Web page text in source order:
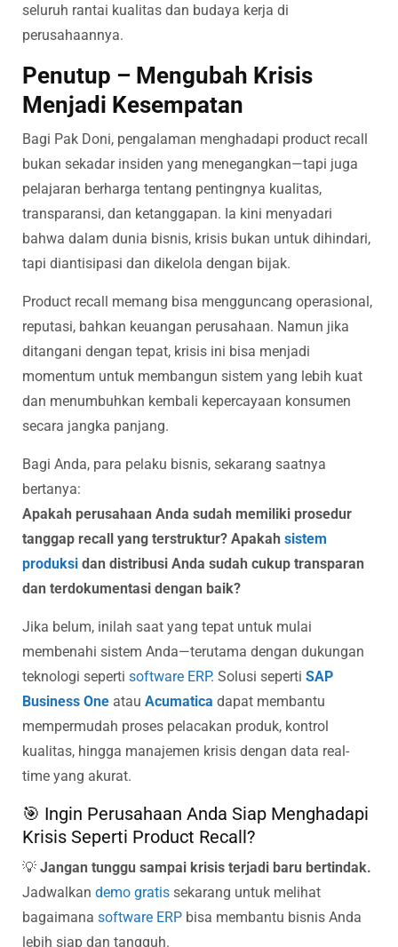
seluruh rantai kualitas dan budaya kerja di
perusahaannya.
Penutup – Mengubah Krisis
Menjadi Kesempatan
Bagi Pak Doni, pengalaman menghadapi product recall
bukan sekadar insiden yang menegangkan—tapi juga
pelajaran berharga tentang pentingnya kualitas,
transparansi, dan ketanggapan. Ia kini menyadari
bahwa dalam dunia bisnis, krisis bukan untuk dihindari,
tapi diantisipasi dan dikelola dengan bijak.
Product recall memang bisa mengguncang operasional,
reputasi, bahkan keuangan perusahaan. Namun jika
ditangani dengan tepat, krisis ini bisa menjadi
momentum untuk membangun sistem yang lebih kuat
dan menumbuhkan kembali kepercayaan konsumen
secara jangka panjang.
Bagi Anda, para pelaku bisnis, sekarang saatnya
bertanya:
Apakah perusahaan Anda sudah memiliki prosedur
tanggap recall yang terstruktur? Apakah sistem
produksi dan distribusi Anda sudah cukup transparan
dan terdokumentasi dengan baik?
Jika belum, inilah saat yang tepat untuk mulai
membenahi sistem Anda—terutama dengan dukungan
teknologi seperti software ERP. Solusi seperti SAP
Business One atau Acumatica dapat membantu
mempermudah proses pelacakan produk, kontrol
kualitas, hingga manajemen krisis dengan data real-
time yang akurat.
🎯 Ingin Perusahaan Anda Siap Menghadapi
Krisis Seperti Product Recall?
💡 Jangan tunggu sampai krisis terjadi baru bertindak.
Jadwalkan demo gratis sekarang untuk melihat
bagaimana software ERP bisa membantu bisnis Anda
lebih siap dan tangguh.